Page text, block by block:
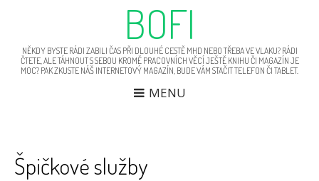
BOFI
NĚKDY BYSTE RÁDI ZABILI ČAS PŘI DLOUHÉ CESTĚ MHD NEBO TŘEBA VE VLAKU? RÁDI
ČTETE, ALE TÁHNOUT S SEBOU KROMĚ PRACOVNÍCH VĚCÍ JEŠTĚ KNIHU ČI MAGAZÍN JE
MOC? PAK ZKUSTE NÁŠ INTERNETOVÝ MAGAZÍN, BUDE VÁM STAČIT TELEFON ČI TABLET.
MENU
Špičkové služby